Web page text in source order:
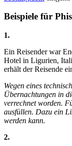
Beispiele für
1.
Ein Reisender war
Hotel in Ligurien,
erhält der Reisende
Wegen eines
Übernachtungen in
verrechnet worden.
ausfüllen. Dazu ein
werden kann.
2.